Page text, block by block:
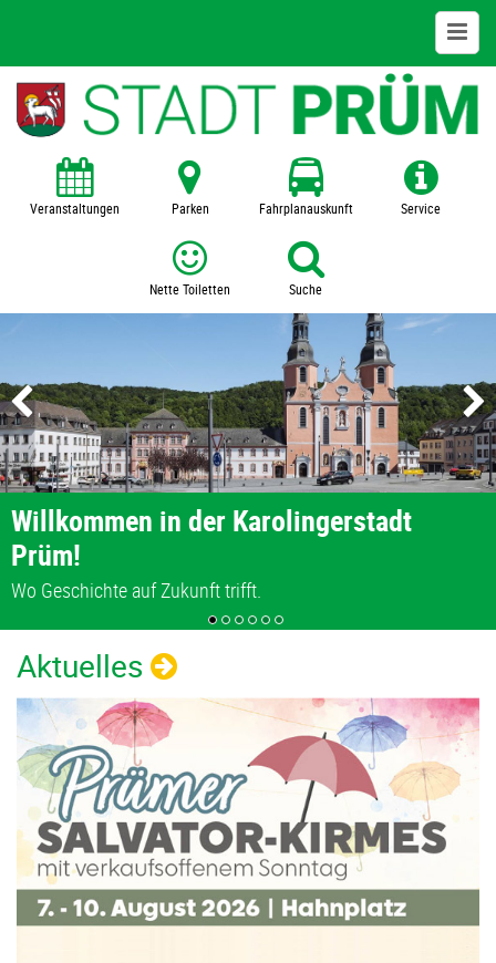
www.stadtpruem.de
Stadtinfos
Leben in Prüm
Wirtschaft + Gewerbe
Service
Entsorgung
Aktuelles
Rechtliches
Veranstaltungen Parken Fahrplanauskunft Service
Nette Toiletten Suche
Willkommen in der Karolingerstadt
Prüm!
Wo Geschichte auf Zukunft trifft.
Für Wirtschaft und Gewerbe
Hier kann Ihr Unternehmen wachsen.
Aktuelles